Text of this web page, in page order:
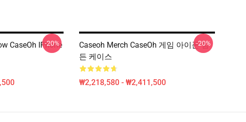
CaseOh IPhone
-20%
Caseoh Merch CaseOh 게임 아이폰 힘
든 케이스
₩2,218,580 - ₩2,411,500
-20%